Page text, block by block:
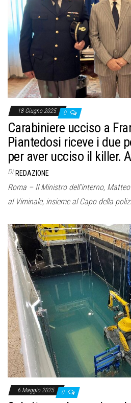
18 Giugno 2025 0
Carabiniere ucciso a
Piantedosi riceve i due
per aver ucciso il killer.
Di REDAZIONE
Roma – Il Ministro dell’interno,
al Viminale, insieme al Capo della
6 Maggio 2025 0